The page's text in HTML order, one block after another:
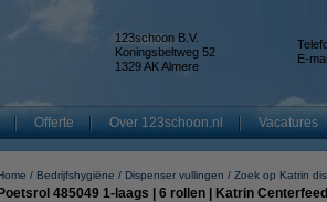
123schoon B.V.
Koningsbeltweg 52
1329 AK Almere
E-
Offerte Over 123schoon.nl Vacatures
Bedrijfshygiëne Dispenser vullingen Zoek op Katrin
Poetsrol 485049 1-laags | 6 rollen | Katrin